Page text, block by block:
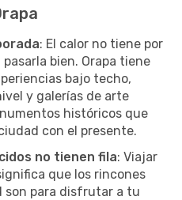
: El calor no tiene por
bien. Orapa tiene
bajo techo,
y galerías de arte
históricos que
con el presente.
no tienen fila: Viajar
que los rincones
son para disfrutar a tu